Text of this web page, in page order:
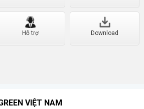
Hỗ trợ Download
VIỆT NAM